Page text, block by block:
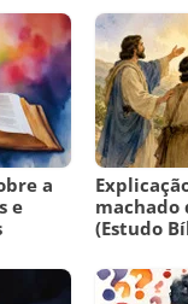
a
e
machado
(Estudo